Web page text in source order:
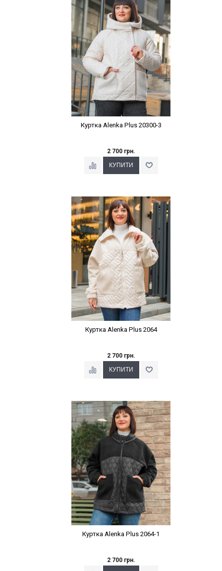
Куртка Alenka Plus 20300-3
2 700 грн.
Наклейки Варіант з %
Куртка Alenka Plus 2064
2 700 грн.
Наклейки Варіант з %
Куртка Alenka Plus 2064-1
2 700 грн.